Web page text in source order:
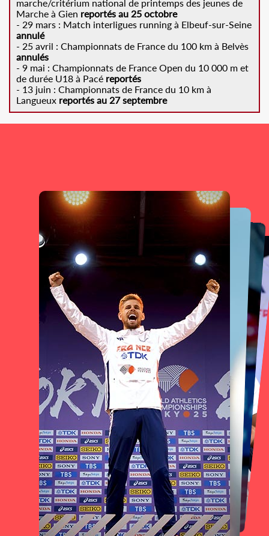
marche/critérium national de printemps des jeunes de
Marche à Gien reportés au 25 octobre
- 29 mars : Match interligues running à Elbeuf-sur-Seine
annulé
- 25 avril : Championnats de France du 100 km à Belvès
annulés
- 9 mai : Championnats de France Open du 10 000 m et
de durée U18 à Pacé reportés
- 13 juin : Championnats de France du 10 km à
Langueux reportés au 27 septembre